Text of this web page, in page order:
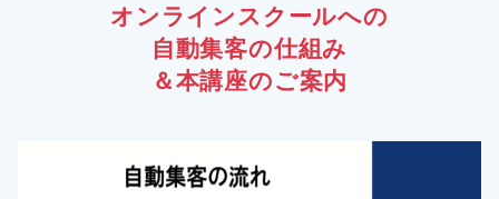
オンラインスクールへの
自動集客の仕組み
＆本講座のご案内